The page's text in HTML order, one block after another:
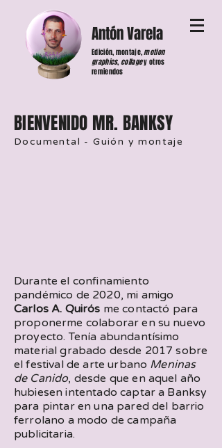
Antón Varela
Edición, montaje,motion
graphics,collagey otros
remiendos
BIENVENIDO MR. BANKSY
Documental - Guión y montaje
Durante el confinamiento
pandémico de 2020, mi amigo
Carlos A. Quirós me contactó para
proponerme colaborar en su nuevo
proyecto. Tenía abundantísimo
material grabado desde 2017 sobre
el festival de arte urbano Meninas
de Canido, desde que en aquel año
hubiesen intentado captar a Banksy
para pintar en una pared del barrio
ferrolano a modo de campaña
publicitaria.